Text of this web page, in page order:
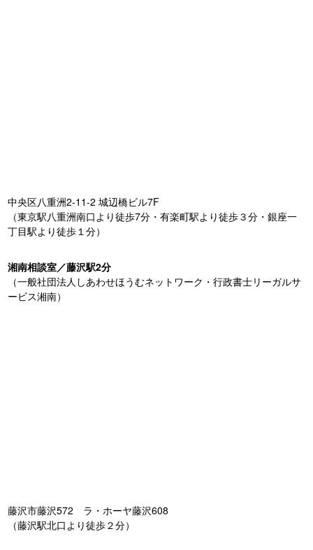
中央区八重洲2-11-2 城辺橋ビル7F
（東京駅八重洲南口より徒歩7分・有楽町駅より徒歩３分・銀座一
丁目駅より徒歩１分）
湘南相談室／藤沢駅2分
（一般社団法人しあわせほうむネットワーク・行政書士リーガルサ
ービス湘南）
藤沢市藤沢572 ラ・ホーヤ藤沢608
（藤沢駅北口より徒歩２分）